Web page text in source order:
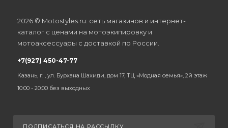
2026 © Motostyles.ru: сеть магазинов и интернет-
каталог с ценами на мотоэкипировку и
мотоаксессуары с доставкой по России.
+7(927) 450-47-77
Казань, г. , ул. Бурхана Шахиди, дом 17, ТЦ «Модная семья», 2й этаж
10:00 - 20:00 без выходных
ПОДПИСАТЬСЯ НА РАССЫЛКУ